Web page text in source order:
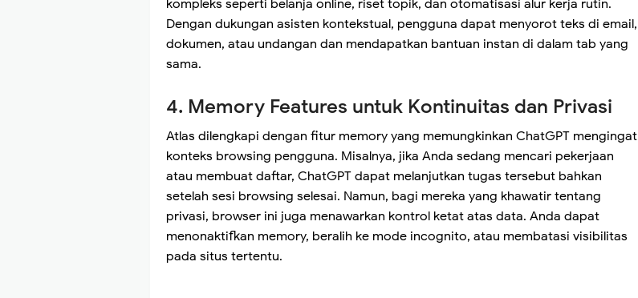
kompleks seperti belanja online, riset topik, dan otomatisasi alur kerja rutin.
Dengan dukungan asisten kontekstual, pengguna dapat menyorot teks di email,
dokumen, atau undangan dan mendapatkan bantuan instan di dalam tab yang
sama.
4. Memory Features untuk Kontinuitas dan Privasi
Atlas dilengkapi dengan fitur memory yang memungkinkan ChatGPT mengingat
konteks browsing pengguna. Misalnya, jika Anda sedang mencari pekerjaan
atau membuat daftar, ChatGPT dapat melanjutkan tugas tersebut bahkan
setelah sesi browsing selesai. Namun, bagi mereka yang khawatir tentang
privasi, browser ini juga menawarkan kontrol ketat atas data. Anda dapat
menonaktifkan memory, beralih ke mode incognito, atau membatasi visibilitas
pada situs tertentu.